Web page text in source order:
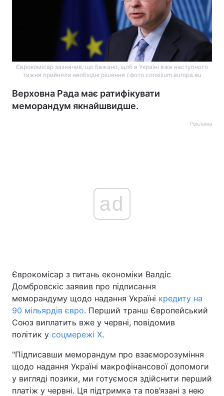
Головна Війна
Україна Політика
Економіка Світ
Техно і зв'язок Лайт
Зброя Інциденти
Єврокомісар зазначив, що бажано, щоб в Україні вже наступного
тижня прийняли необхідні рішення / фото consilium.europa.eu
Верховна Рада має ратифікувати
меморандум якнайшвидше.
Реклама
ad
Єврокомісар з питань економіки Валдіс
Домбровскіс заявив про підписання
меморандуму щодо надання Україні кредиту на
90 мільярдів євро. Перший транш Європейський
Союз виплатить вже у червні, повідомив
політик у соцмережі X.
"Підписавши меморандум про взаєморозуміння
щодо надання Україні макрофінансової допомоги
у вигляді позики, ми готуємося здійснити перший
платіж у червні. Ця підтримка та пов’язані з нею